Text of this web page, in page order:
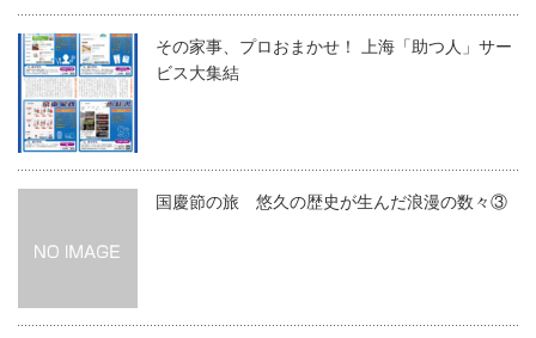
その家事、プロおまかせ！ 上海「助つ人」サー
ビス大集結
国慶節の旅 悠久の歴史が生んだ浪漫の数々③